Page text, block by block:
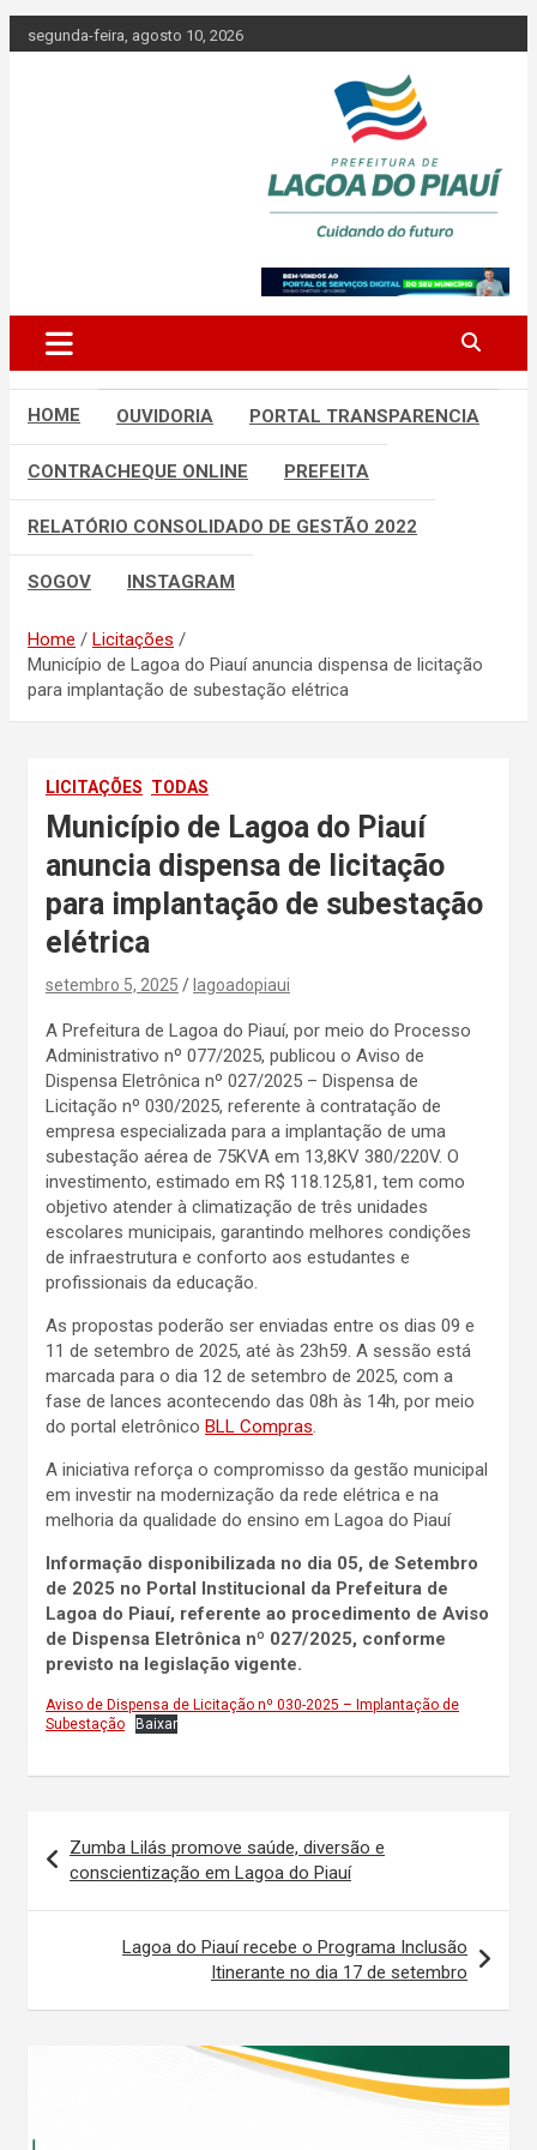
to
segunda-feira, agosto 10, 2026
PREFEITURA DE
LAGOA DO
PIAUÍ
HOME OUVIDORIA PORTAL TRANSPARENCIA
CONTRACHEQUE ONLINE PREFEITA
RELATÓRIO CONSOLIDADO DE GESTÃO 2022
SOGOV INSTAGRAM
Home
Licitações
Município de Lagoa do Piauí anuncia dispensa de licitação
para implantação de subestação elétrica
LICITAÇÕES TODAS
Município de Lagoa do Piauí
anuncia dispensa de licitação
para implantação de subestação
elétrica
setembro 5, 2025 lagoadopiaui
A Prefeitura de Lagoa do Piauí, por meio do Processo
Administrativo nº 077/2025, publicou o Aviso de
Dispensa Eletrônica nº 027/2025 – Dispensa de
Licitação nº 030/2025, referente à contratação de
empresa especializada para a implantação de uma
subestação aérea de 75KVA em 13,8KV 380/220V. O
investimento, estimado em R$ 118.125,81, tem como
objetivo atender à climatização de três unidades
escolares municipais, garantindo melhores condições
de infraestrutura e conforto aos estudantes e
profissionais da educação.
As propostas poderão ser enviadas entre os dias 09 e
11 de setembro de 2025, até às 23h59. A sessão está
marcada para o dia 12 de setembro de 2025, com a
fase de lances acontecendo das 08h às 14h, por meio
do portal eletrônico BLL Compras.
A iniciativa reforça o compromisso da gestão municipal
em investir na modernização da rede elétrica e na
melhoria da qualidade do ensino em Lagoa do Piauí
Informação disponibilizada no dia 05, de Setembro
de 2025 no Portal Institucional da Prefeitura de
Lagoa do Piauí, referente ao procedimento de Aviso
de Dispensa Eletrônica nº 027/2025, conforme
previsto na legislação vigente.
Aviso de Dispensa de Licitação nº 030-2025 – Implantação de
Subestação
Baixar
de
Post
Zumba Lilás promove saúde, diversão e
conscientização em Lagoa do Piauí
Lagoa do Piauí recebe o Programa Inclusão
Itinerante no dia 17 de setembro